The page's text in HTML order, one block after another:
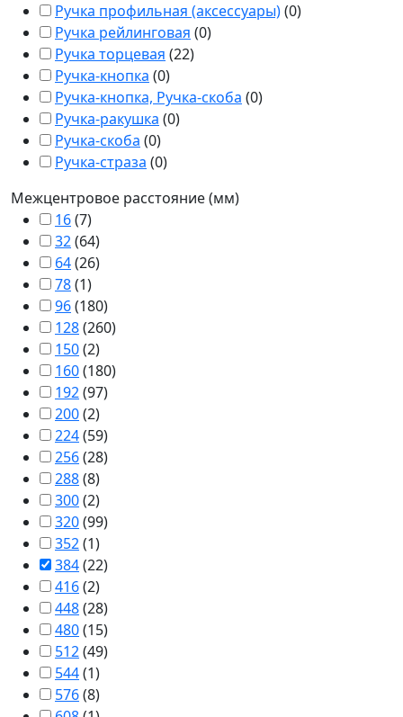
Ручка профильная (аксессуары)(0)
Ручка рейлинговая (0)
Ручка торцевая (22)
Ручка-кнопка (0)
Ручка-кнопка, Ручка-скоба (0)
Ручка-ракушка (0)
Ручка-скоба (0)
Ручка-страза (0)
Межцентровое расстояние (мм)
16(7)
32(64)
64(26)
78(1)
96(180)
128(260)
150(2)
160(180)
192(97)
200(2)
224(59)
256(28)
288(8)
300(2)
320(99)
352(1)
384(22)
416(2)
448(28)
480(15)
512(49)
544(1)
576(8)